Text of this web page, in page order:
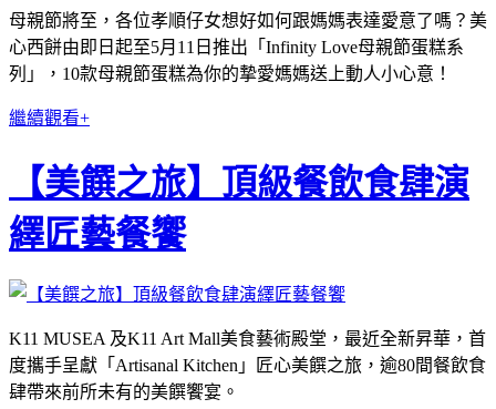
母親節將至，各位孝順仔女想好如何跟媽媽表達愛意了嗎？美
心西餅由即日起至5月11日推出「Infinity Love母親節蛋糕系
列」，10款母親節蛋糕為你的摯愛媽媽送上動人小心意！
繼續觀看+
【美饌之旅】頂級餐飲食肆演
繹匠藝餐饗
K11 MUSEA 及K11 Art Mall美食藝術殿堂，最近全新昇華，首
度攜手呈獻「Artisanal Kitchen」匠心美饌之旅，逾80間餐飲食
肆帶來前所未有的美饌饗宴。